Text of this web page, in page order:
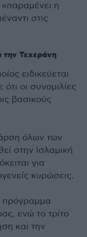
η
στις
την Τεχεράνη
ειδικεύεται
οι συνομιλίες
βασικούς
όλων των
στην Ισλαμική
για
κυρώσεις.
πρόγραμμα
ενώ το τρίτο
και την